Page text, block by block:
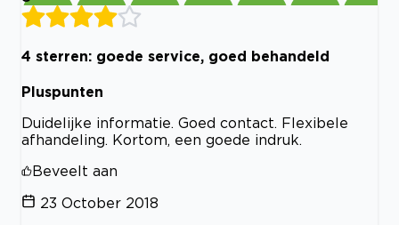
4 sterren: goede service, goed behandeld
Pluspunten
Duidelijke informatie. Goed contact. Flexibele
afhandeling. Kortom, een goede indruk.
Beveelt aan
23 October 2018